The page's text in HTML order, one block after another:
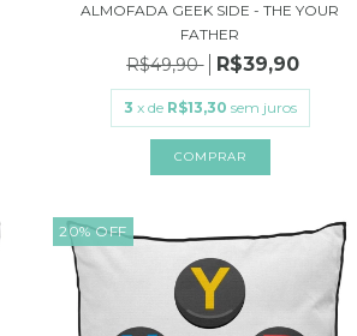
ALMOFADA GEEK SIDE - THE YOUR
FATHER
R$49,90 R$39,90
3 x de R$13,30 sem juros
20%OFF